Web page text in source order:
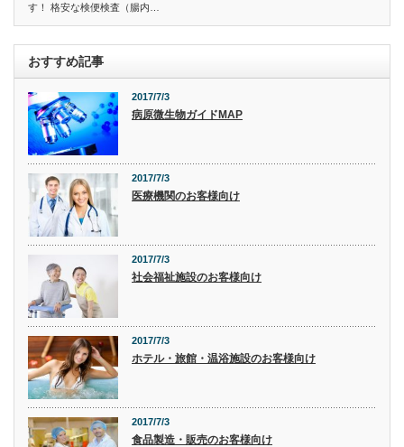
す！ 格安な検便検査（腸内…
おすすめ記事
2017/7/3
病原微生物ガイドMAP
2017/7/3
医療機関のお客様向け
2017/7/3
社会福祉施設のお客様向け
2017/7/3
ホテル・旅館・温浴施設のお客様向け
2017/7/3
食品製造・販売のお客様向け